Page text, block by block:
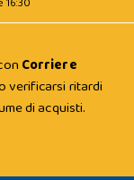
Corriere
verificarsi ritardi
di acquisti.